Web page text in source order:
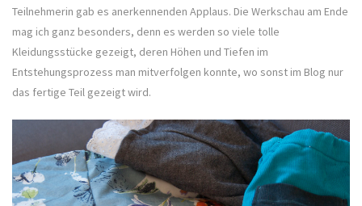
Teilnehmerin gab es anerkennenden Applaus. Die Werkschau am Ende
mag ich ganz besonders, denn es werden so viele tolle
Kleidungsstücke gezeigt, deren Höhen und Tiefen im
Entstehungsprozess man mitverfolgen konnte, wo sonst im Blog nur
das fertige Teil gezeigt wird.